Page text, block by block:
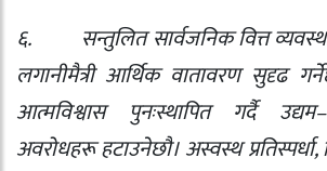
६.
सन्तुलित सार्वजनिक वित्त
लगानीमैत्री आर्थिक वातावरण सुदृढ
आत्मविश्वास पुनःस्थापित गर्दै
अवरोधहरू हटाउनेछौ। अस्वस्थ प्रतिस्पर्धा,